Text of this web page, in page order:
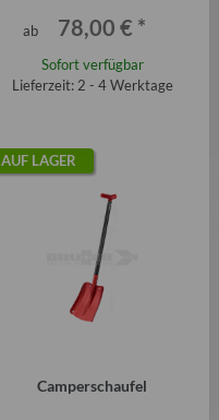
ab 78,00 € *
Sofort verfügbar
Lieferzeit: 2 - 4 Werktage
AUF LAGER
Camperschaufel